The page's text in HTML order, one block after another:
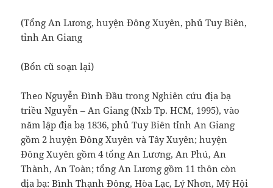
(Tổng An Lương, huyện Đông Xuyên, phủ Tuy Biên,
tỉnh An Giang
(Bổn cũ soạn lại)
Theo Nguyễn Đình Đầu trong Nghiên cứu địa bạ
triều Nguyễn – An Giang (Nxb Tp. HCM, 1995), vào
năm lập địa bạ 1836, phủ Tuy Biên tỉnh An Giang
gồm 2 huyện Đông Xuyên và Tây Xuyên; huyện
Đông Xuyên gồm 4 tổng An Lương, An Phú, An
Thành, An Toàn; tổng An Lương gồm 11 thôn còn
địa bạ: Bình Thạnh Đông, Hòa Lạc, Lý Nhơn, Mỹ Hội